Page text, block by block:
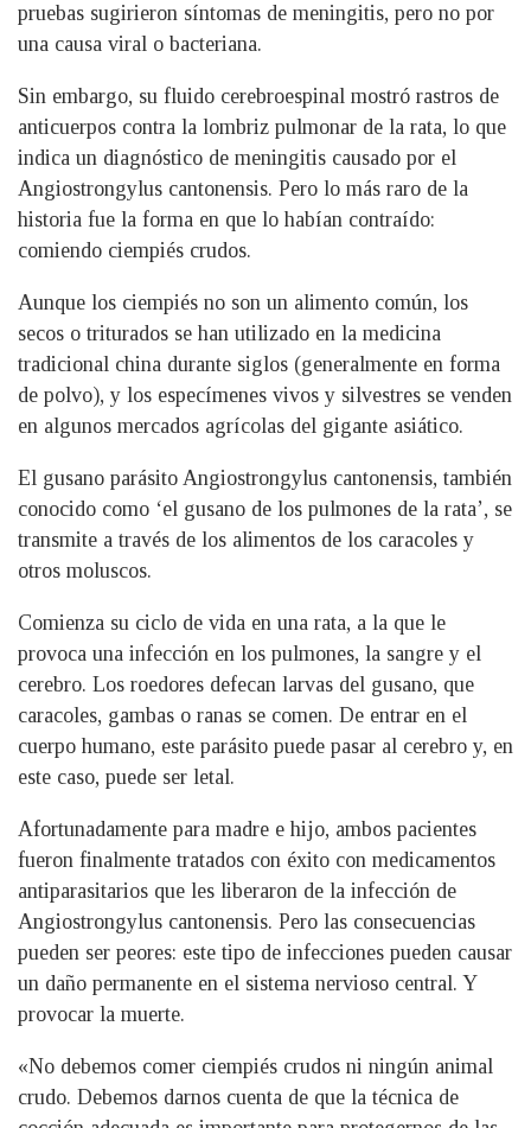
pruebas sugirieron síntomas de meningitis, pero no por
una causa viral o bacteriana.
Sin embargo, su fluido cerebroespinal mostró rastros de
anticuerpos contra la lombriz pulmonar de la rata, lo que
indica un diagnóstico de meningitis causado por el
Angiostrongylus cantonensis. Pero lo más raro de la
historia fue la forma en que lo habían contraído:
comiendo ciempiés crudos.
Aunque los ciempiés no son un alimento común, los
secos o triturados se han utilizado en la medicina
tradicional china durante siglos (generalmente en forma
de polvo), y los especímenes vivos y silvestres se venden
en algunos mercados agrícolas del gigante asiático.
El gusano parásito Angiostrongylus cantonensis, también
conocido como ‘el gusano de los pulmones de la rata’, se
transmite a través de los alimentos de los caracoles y
otros moluscos.
Comienza su ciclo de vida en una rata, a la que le
provoca una infección en los pulmones, la sangre y el
cerebro. Los roedores defecan larvas del gusano, que
caracoles, gambas o ranas se comen. De entrar en el
cuerpo humano, este parásito puede pasar al cerebro y, en
este caso, puede ser letal.
Afortunadamente para madre e hijo, ambos pacientes
fueron finalmente tratados con éxito con medicamentos
antiparasitarios que les liberaron de la infección de
Angiostrongylus cantonensis. Pero las consecuencias
pueden ser peores: este tipo de infecciones pueden causar
un daño permanente en el sistema nervioso central. Y
provocar la muerte.
«No debemos comer ciempiés crudos ni ningún animal
crudo. Debemos darnos cuenta de que la técnica de